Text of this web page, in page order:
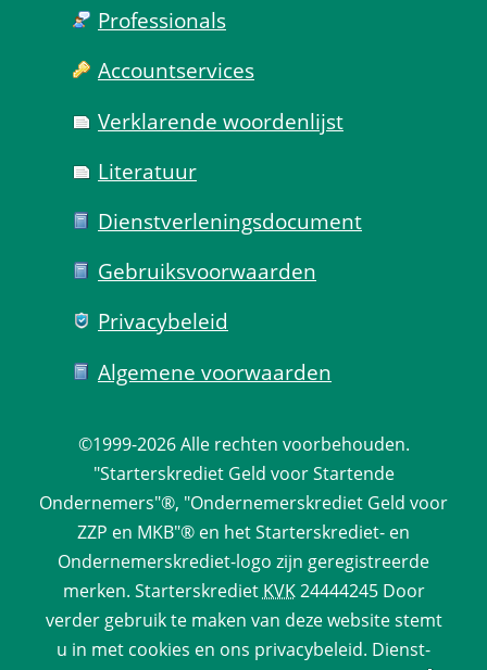
Professionals
Account­services
Verklarende woorden­lijst
Literatuur
Dienst­verlenings­document
Gebruiks­voorwaarden
Privacy­beleid
Algemene voorwaarden
©1999-2026 Alle rechten voorbehouden.
"Starterskrediet Geld voor Startende
Ondernemers"®, "Ondernemerskrediet Geld voor
ZZP en MKB"® en het Starterskrediet- en
Ondernemerskrediet-logo zijn geregistreerde
merken. Starterskrediet KVK 24444245 Door
verder gebruik te maken van deze website stemt
u in met cookies en ons privacy­beleid. Dienst­